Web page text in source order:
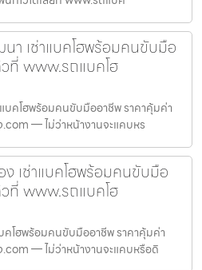
า เช่าแบคโฮพร้อมคนขับมือ
ที่ www.รถแบคโฮ
บคโฮพร้อมคนขับมืออาชีพ ราคาคุ้มค่า
— ไม่ว่าหน้างานจะแคบหร
เช่าแบคโฮพร้อมคนขับมือ
ที่ www.รถแบคโฮ
คโฮพร้อมคนขับมืออาชีพ ราคาคุ้มค่า
— ไม่ว่าหน้างานจะแคบหรือดิ